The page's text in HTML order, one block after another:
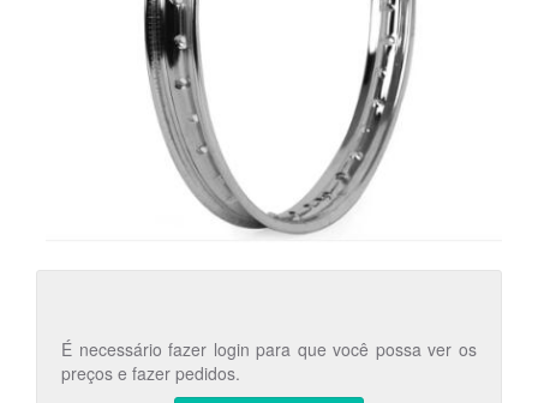
É necessário fazer login para que você possa ver os
preços e fazer pedidos.